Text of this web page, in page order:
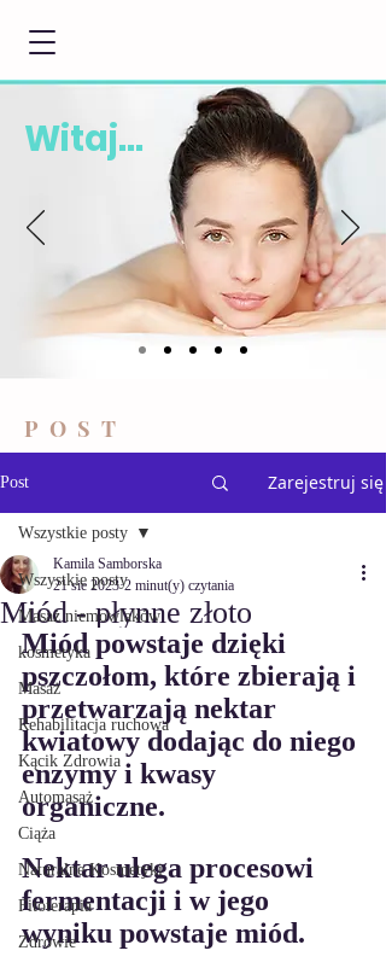
Witaj...
POST
Post Zarejestruj się
Wszystkie posty
Masaż niemowlaków
kosmetyka
Masaż
Rehabilitacja ruchowa
Kącik Zdrowia
Automasaż
Ciąża
Naturalne Kosmetyki
Fitoterapia
Zdrowie
Wszystkie posty
Miód - płynne złoto
Kamila Samborska
21 sie 2023 2 minut(y) czytania
Miód powstaje dzięki
pszczołom, które zbierają i
przetwarzają nektar
kwiatowy dodając do niego
enzymy i kwasy
organiczne.
Nektar ulega procesowi
fermentacji i w jego
wyniku powstaje miód.